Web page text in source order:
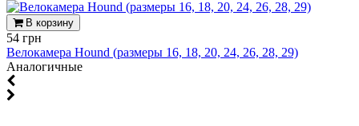
В корзину
54 грн
Велокамера Hound (размеры 16, 18, 20, 24, 26, 28, 29)
Аналогичные